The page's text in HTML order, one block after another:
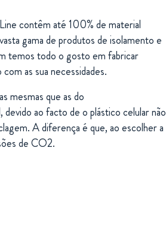
contêm até 100% de material
gama de produtos de isolamento e
temos todo o gosto em fabricar
as sua necessidades.
mesmas que as do
ao facto de o plástico celular não
A diferença é que, ao escolher a
de CO2.